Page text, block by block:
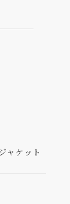
ャケット